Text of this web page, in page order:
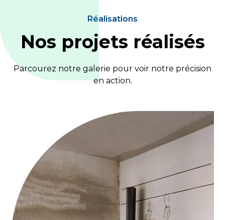
Réalisations
Nos projets réalisés
Parcourez notre galerie pour voir notre précision
en action.